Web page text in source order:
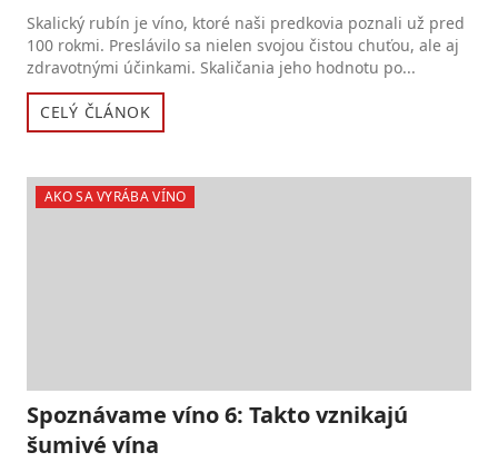
Skalický rubín je víno, ktoré naši predkovia poznali už pred
100 rokmi. Preslávilo sa nielen svojou čistou chuťou, ale aj
zdravotnými účinkami. Skaličania jeho hodnotu po...
CELÝ ČLÁNOK
AKO SA VYRÁBA VÍNO
Spoznávame víno 6: Takto vznikajú
šumivé vína